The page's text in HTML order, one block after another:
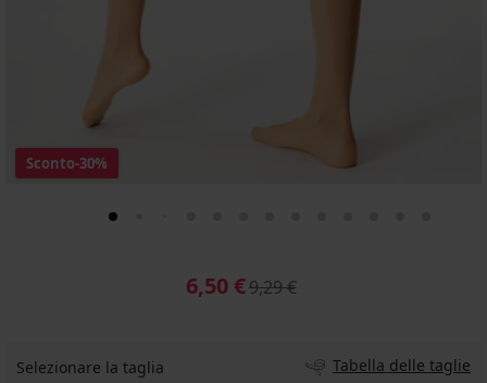
Sconto-30%
6,50 €9,29 €
Selezionare la taglia Tabella delle taglie